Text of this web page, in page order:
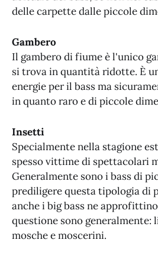
delle carpette dalle piccole
Gambero
Il gambero di fiume è l'unico
si trova in quantità ridotte. È
energie per il bass ma
in quanto raro e di piccole
Insetti
Specialmente nella stagione
spesso vittime di spettacolari
Generalmente sono i bass di
prediligere questa tipologia di
anche i big bass ne
questione sono generalmente:
mosche e moscerini.